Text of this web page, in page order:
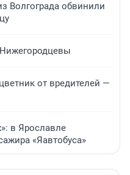
Волгограда обвинили
от вредителей —
в Ярославле
«Яавтобуса»